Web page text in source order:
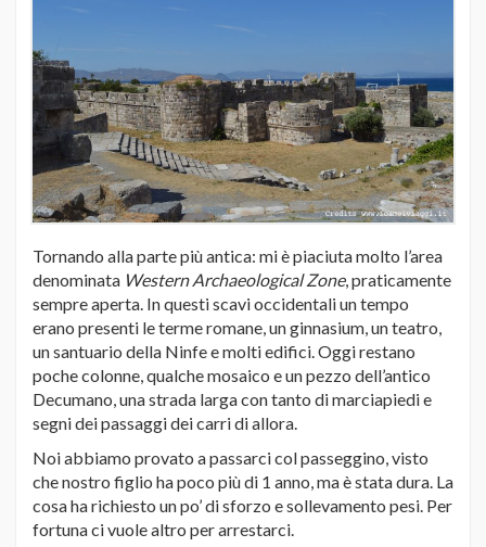
Tornando alla parte più antica: mi è piaciuta molto l’area
denominata Western Archaeological Zone, praticamente
sempre aperta. In questi scavi occidentali un tempo
erano presenti le terme romane, un ginnasium, un teatro,
un santuario della Ninfe e molti edifici. Oggi restano
poche colonne, qualche mosaico e un pezzo dell’antico
Decumano, una strada larga con tanto di marciapiedi e
segni dei passaggi dei carri di allora.
Noi abbiamo provato a passarci col passeggino, visto
che nostro figlio ha poco più di 1 anno, ma è stata dura. La
cosa ha richiesto un po’ di sforzo e sollevamento pesi. Per
fortuna ci vuole altro per arrestarci.